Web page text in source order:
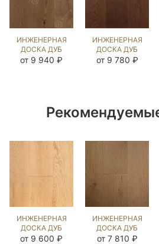
ИНЖЕНЕРНАЯ
ДОСКА ДУБ
РИДС
от 9 940 ₽
ИНЖЕНЕРНАЯ
ДОСКА ДУБ
СИЛ БРАУН
от 9 780 ₽
ИНЖЕНЕРНАЯ
ДОСКА ДУБ
UNFINISHED
от 9 600 ₽
ИНЖЕНЕРНАЯ
ДОСКА ДУБ
БЕРТ
от 7 810 ₽